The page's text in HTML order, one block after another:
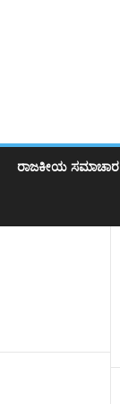
ರಾಜಕೀಯ ಸಮಾಚಾರ